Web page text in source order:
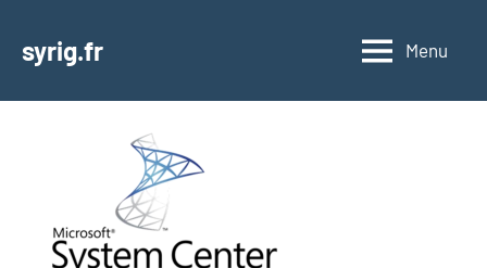
syrig.fr Menu